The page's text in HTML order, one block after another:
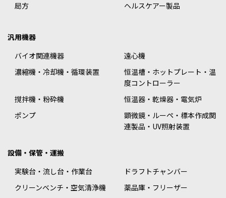
局方
ヘルスケアー製品
汎用機器
バイオ関連機器
遠心機
濃縮機・冷却機・循環装置
恒温槽・ホットプレート・温
度コントローラー
撹拌機・粉砕機
恒温器・乾燥器・電気炉
ポンプ
顕微鏡・ルーペ・標本作成関
連製品・UV照射装置
設備・保管・運搬
実験台・流し台・作業台
ドラフトチャンバー
クリーンベンチ・空気清浄機
薬品庫・フリーザー